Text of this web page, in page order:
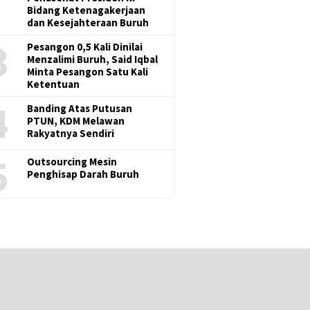
Bidang Ketenagakerjaan
dan Kesejahteraan Buruh
Pesangon 0,5 Kali Dinilai
Menzalimi Buruh, Said Iqbal
Minta Pesangon Satu Kali
Ketentuan
Banding Atas Putusan
PTUN, KDM Melawan
Rakyatnya Sendiri
Outsourcing Mesin
Penghisap Darah Buruh